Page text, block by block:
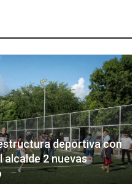
deportiva con
2 nuevas